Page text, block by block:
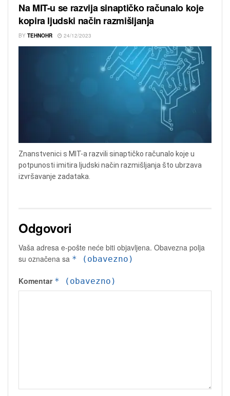
Na MIT-u se razvija sinaptičko računalo koje
kopira ljudski način razmišljanja
BY TEHNOHR 24/12/2023
Znanstvenici s MIT-a razvili sinaptičko računalo koje u
potpunosti imitira ljudski način razmišljanja što ubrzava
izvršavanje zadataka.
Odgovori
Vaša adresa e-pošte neće biti objavljena. Obavezna polja
su označena sa * (obavezno)
Komentar * (obavezno)